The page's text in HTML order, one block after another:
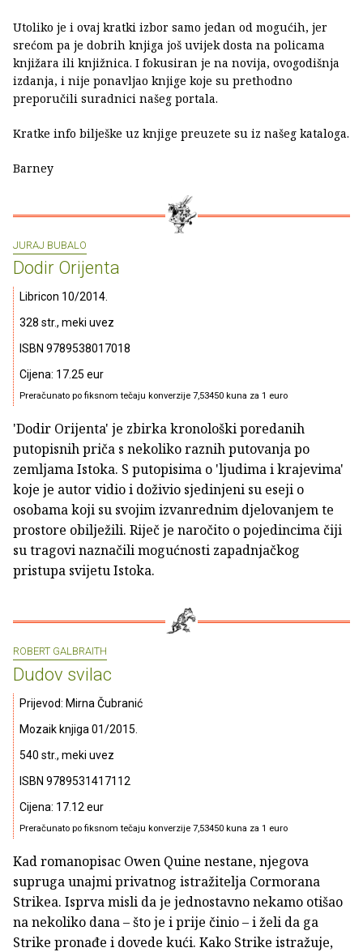
Utoliko je i ovaj kratki izbor samo jedan od mogućih, jer
srećom pa je dobrih knjiga još uvijek dosta na policama
knjižara ili knjižnica. I fokusiran je na novija, ovogodišnja
izdanja, i nije ponavljao knjige koje su prethodno
preporučili suradnici našeg portala.
Kratke info bilješke uz knjige preuzete su iz našeg kataloga.
Barney
JURAJ BUBALO
Dodir Orijenta
Libricon 10/2014.
328 str., meki uvez
ISBN 9789538017018
Cijena: 17.25 eur
Preračunato po fiksnom tečaju konverzije 7,53450 kuna za 1 euro
'Dodir Orijenta' je zbirka kronološki poredanih
putopisnih priča s nekoliko raznih putovanja po
zemljama Istoka. S putopisima o 'ljudima i krajevima'
koje je autor vidio i doživio sjedinjeni su eseji o
osobama koji su svojim izvanrednim djelovanjem te
prostore obilježili. Riječ je naročito o pojedincima čiji
su tragovi naznačili mogućnosti zapadnjačkog
pristupa svijetu Istoka.
ROBERT GALBRAITH
Dudov svilac
Prijevod: Mirna Čubranić
Mozaik knjiga 01/2015.
540 str., meki uvez
ISBN 9789531417112
Cijena: 17.12 eur
Preračunato po fiksnom tečaju konverzije 7,53450 kuna za 1 euro
Kad romanopisac Owen Quine nestane, njegova
supruga unajmi privatnog istražitelja Cormorana
Strikea. Isprva misli da je jednostavno nekamo otišao
na nekoliko dana – što je i prije činio – i želi da ga
Strike pronađe i dovede kući. Kako Strike istražuje,